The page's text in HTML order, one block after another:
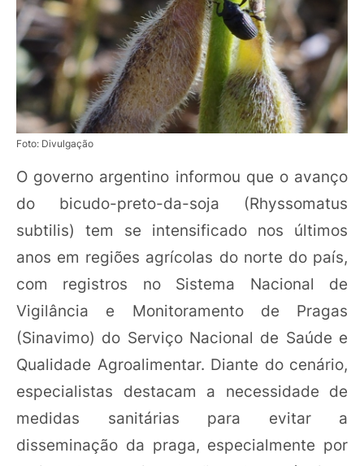
Foto: Divulgação
O governo argentino informou que o avanço
do bicudo-preto-da-soja (Rhyssomatus
subtilis) tem se intensificado nos últimos
anos em regiões agrícolas do norte do país,
com registros no Sistema Nacional de
Vigilância e Monitoramento de Pragas
(Sinavimo) do Serviço Nacional de Saúde e
Qualidade Agroalimentar. Diante do cenário,
especialistas destacam a necessidade de
medidas sanitárias para evitar a
disseminação da praga, especialmente por